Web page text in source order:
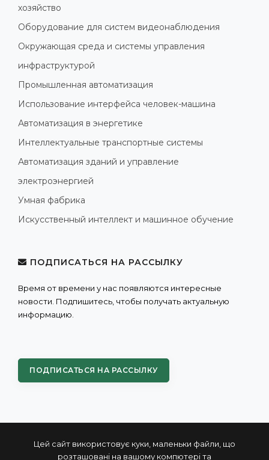
Цей сайт використовує куки, маленьки файли, що
розташовані на вашому компютері та
хозяйство
Оборудование для систем видеонаблюдения
Окружающая среда и системы управления
инфраструктурой
Промышленная автоматизация
Использование интерфейса человек-машина
Автоматизация в энергетике
Интеллектуальные транспортные системы
Автоматизация зданий и управление
электроэнергией
Умная фабрика
Искусственный интеллект и машинное обучение
ПОДПИСАТЬСЯ НА РАССЫЛКУ
Время от времени у нас появляются интересные
новости. Подпишитесь, чтобы получать актуальную
информацию.
ПОДПИСАТЬСЯ НА РАССЫЛКУ